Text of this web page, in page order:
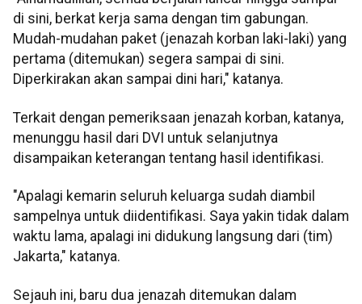
di sini, berkat kerja sama dengan tim gabungan.
Mudah-mudahan paket (jenazah korban laki-laki) yang
pertama (ditemukan) segera sampai di sini.
Diperkirakan akan sampai dini hari," katanya.
Terkait dengan pemeriksaan jenazah korban, katanya,
menunggu hasil dari DVI untuk selanjutnya
disampaikan keterangan tentang hasil identifikasi.
"Apalagi kemarin seluruh keluarga sudah diambil
sampelnya untuk diidentifikasi. Saya yakin tidak dalam
waktu lama, apalagi ini didukung langsung dari (tim)
Jakarta," katanya.
Sejauh ini, baru dua jenazah ditemukan dalam